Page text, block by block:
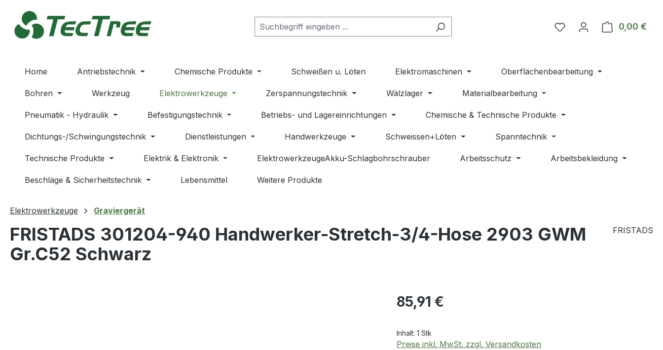
Hauptinhalt springen
Zur Suche springen
Zur Hauptnavigation springen
Du hast 0 Produkte auf
0,00 €
Home Antriebstechnik Chemische Produkte Schweißen u. Löten Elektromaschinen Oberflächenbearbeitung
Bohren Werkzeug Elektrowerkzeuge Zerspannungstechnik Wälzlager Materialbearbeitung
Pneumatik - Hydraulik Befestigungstechnik Betriebs- und Lagereinrichtungen Chemische & Technische Produkte
Dichtungs-/Schwingungstechnik Dienstleistungen Handwerkzeuge Schweissen+Löten Spanntechnik
Technische Produkte Elektrik & Elektronik ElektrowerkzeugeAkku-Schlagbohrschrauber Arbeitsschutz Arbeitsbekleidung
Beschläge & Sicherheitstechnik Lebensmittel Weitere Produkte
Elektrowerkzeuge Graviergerät
FRISTADS 301204-940 Handwerker-Stretch-3/4-Hose 2903 GWM
Gr.C52 Schwarz
FRISTADS
Regulärer Preis:
85,91 €
Inhalt: 1 Stk
Preise inkl. MwSt. zzgl. Versandkosten